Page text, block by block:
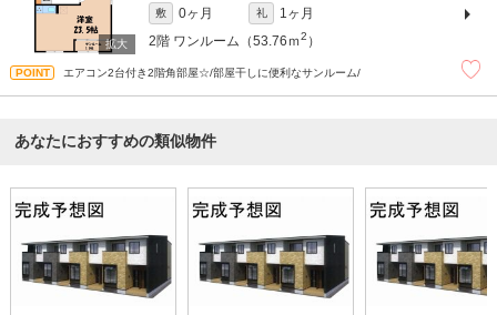
敷 0ヶ月 礼
1ヶ月
2階 ワンルーム（53.76ｍ2 ）
エアコン2台付き2階角部屋☆/部屋干しに便利なサンルーム/
あなたにおすすめの類似物件